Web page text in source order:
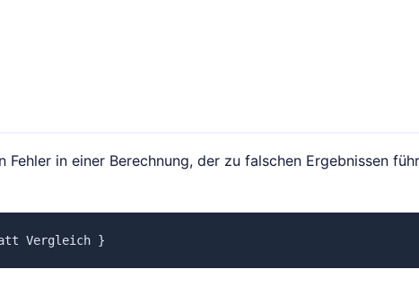
in einer Berechnung, der zu falschen Ergebnissen
Vergleich }